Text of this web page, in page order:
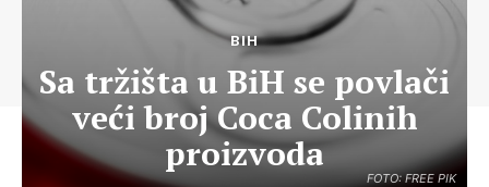
FOTO: FREE PIK
BIH
Sa tržišta u BiH se povlači
veći broj Coca Colinih
proizvoda